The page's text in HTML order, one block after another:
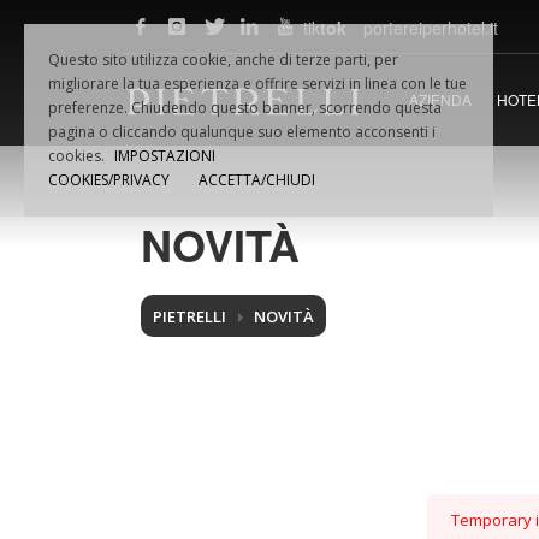
F.LLIPIETRELLISRL
Via Dino VAMPA, 18
61032 Fano (PU) Italia
Tel.+39.0721.854495
Email:
tiktok portereiperhotel.it
AZIENDA HOTEL
NOVITÀ
PIETRELLI NOVITÀ
Temporary
Questo sito utilizza cookie, anche di terze parti, per
migliorare la tua esperienza e offrire servizi in linea con le tue
preferenze. Chiudendo questo banner, scorrendo questa
pagina o cliccando qualunque suo elemento acconsenti i
cookies. IMPOSTAZIONI
COOKIES/PRIVACY
ACCETTA/CHIUDI